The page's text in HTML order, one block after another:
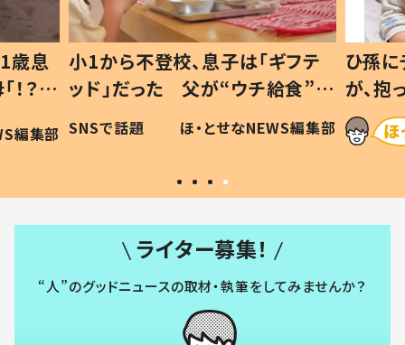
歳息
？」
編集部
小1から不登校、息子は「ギフテ
ッド」だった 父が“ウチ給食”を
作り続ける理由とは #令和の親
#令和の子
SNSで話題 ほ・とせなNEWS編集部
ひ孫
が、
「涙が
い」
ライター募集！
“人”のグッドニュースの取材・執筆をしてみませんか？